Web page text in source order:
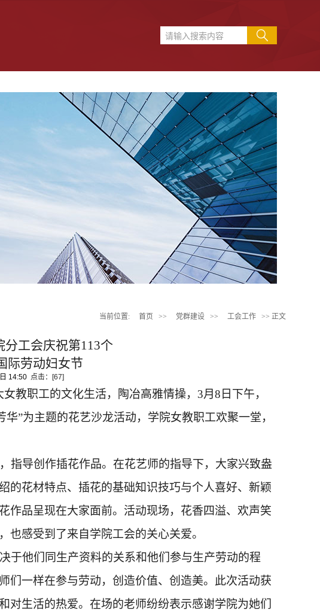
当前位置: 首页 >> 党群建设 >> 工会工作 >> 正文
分工会庆祝第113个
际劳动妇女节
14:50 点击：[67]
教职工的文化生活，陶冶高雅情操，3月8日下午，
”为主题的花艺沙龙活动，学院女教职工欢聚一堂，
指导创作插花作品。在花艺师的指导下，大家兴致盎
的花材特点、插花的基础知识技巧与个人喜好、新颖
作品呈现在大家面前。活动现场，花香四溢、欢声笑
感受到了来自学院工会的关心关爱。
于他们同生产资料的关系和他们参与生产劳动的程
们一样在参与劳动，创造价值、创造美。此次活动获
生活的热爱。在场的老师纷纷表示感谢学院为她们